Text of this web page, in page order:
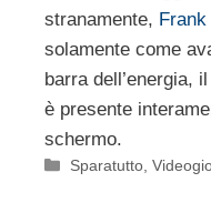
stranamente,
solamente come
barra dell’energia,
è presente
schermo.
Categorie
Sparatutto ,